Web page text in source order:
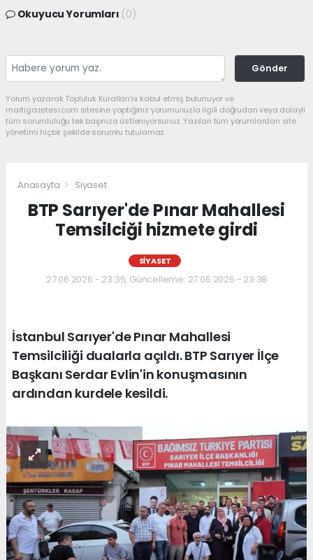
Okuyucu Yorumları (0)
Gönder
Yorum yazarak Topluluk Kuralları’nı kabul etmiş bulunuyor ve
martigazetesi.com sitesine yaptığınız yorumunuzla ilgili doğrudan veya dolaylı
tüm sorumluluğu tek başınıza üstleniyorsunuz. Yazılan tüm yorumlardan site
yönetimi hiçbir şekilde sorumlu tutulamaz.
Anasayfa Siyaset
BTP Sarıyer'de Pınar Mahallesi
Temsilciği hizmete girdi
SIYASET
27.06.2026 - 23:35, Güncelleme: 27.06.2026 - 23:38
İstanbul Sarıyer'de Pınar Mahallesi
Temsilciliği dualarla açıldı. BTP Sarıyer İlçe
Başkanı Serdar Evlin'in konuşmasının
ardından kurdele kesildi.